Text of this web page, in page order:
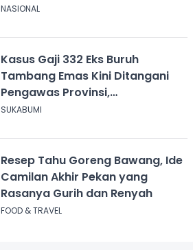
NASIONAL
Kasus Gaji 332 Eks Buruh
Tambang Emas Kini Ditangani
Pengawas Provinsi,
Disnakertrans Sukabumi Terus
SUKABUMI
Resep Tahu Goreng Bawang, Ide
Camilan Akhir Pekan yang
Rasanya Gurih dan Renyah
FOOD & TRAVEL